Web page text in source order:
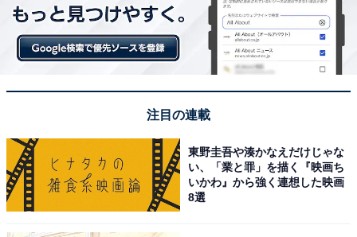
ジャワティの「赤」と「白」の味はどう違う？ 実
際に飲み比べてみた
注目の連載
東野圭吾や湊かなえだけじゃな
い、「業と罪」を描く『映画ち
いかわ』から強く連想した映画
8選